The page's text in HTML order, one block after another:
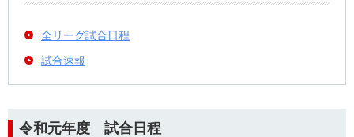
全リーグ試合日程
試合速報
令和元年度 試合日程